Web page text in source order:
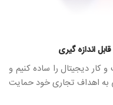
اندازه گیری
دیجیتال را ساده کنیم و
به اهداف تجاری خود حمایت